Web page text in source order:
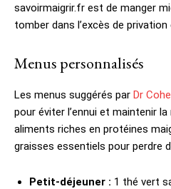
savoirmaigrir.fr est de manger
tomber dans l’excès de
Menus personnalisés
Les menus suggérés par Dr
pour éviter l’ennui et maintenir
aliments riches en protéines
graisses essentiels pour perdre
Petit-déjeuner : 1 thé vert